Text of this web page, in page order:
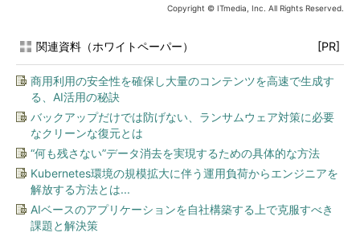
Copyright © ITmedia, Inc. All Rights Reserved.
関連資料（ホワイトペーパー） [PR]
商用利用の安全性を確保し大量のコンテンツを高速で生成す
る、AI活用の秘訣
バックアップだけでは防げない、ランサムウェア対策に必要
なクリーンな復元とは
“何も残さない”データ消去を実現するための具体的な方法
Kubernetes環境の規模拡大に伴う運用負荷からエンジニアを
解放する方法とは...
AIベースのアプリケーションを自社構築する上で克服すべき
課題と解決策